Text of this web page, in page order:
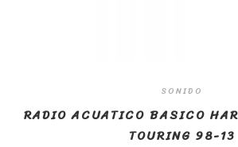
SONIDO
RADIO ACUATICO BASICO
TOURING 98-13